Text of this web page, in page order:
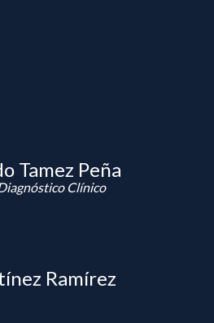
Tamez Peña
Clínico
Ramírez